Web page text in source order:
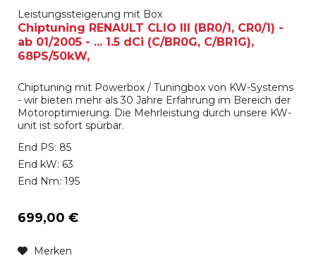
Leistungssteigerung mit Box
Chiptuning RENAULT CLIO III (BR0/1, CR0/1) -
ab 01/2005 - ... 1.5 dCi (C/BR0G, C/BR1G),
68PS/50kW,
Chiptuning mit Powerbox / Tuningbox von KW-Systems
- wir bieten mehr als 30 Jahre Erfahrung im Bereich der
Motoroptimierung. Die Mehrleistung durch unsere KW-
unit ist sofort spürbar.
End PS: 85
End kW: 63
End Nm: 195
699,00 €
Merken